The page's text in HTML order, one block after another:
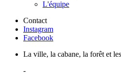
L'équipe
Contact
Instagram
Facebook
La ville, la cabane, la forêt et
-